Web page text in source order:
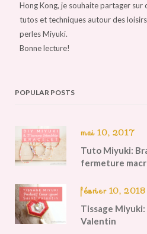
Hong Kong, je souhaite partager sur
tutos et techniques autour des
perles Miyuki.
Bonne lecture!
POPULAR POSTS
mai 10, 2017
Tuto Miyuki:
fermeture
février 10, 2018
Tissage
Valentin